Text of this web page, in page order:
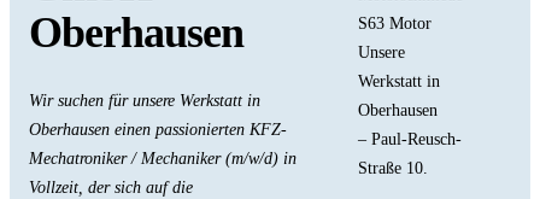
Oberhausen
Wir suchen für unsere Werkstatt in
Oberhausen einen passionierten KFZ-
Mechatroniker / Mechaniker (m/w/d) in
Vollzeit, der sich auf die
Unsere
Werkstatt in
Oberhausen
– Paul-Reusch-
Straße 10.